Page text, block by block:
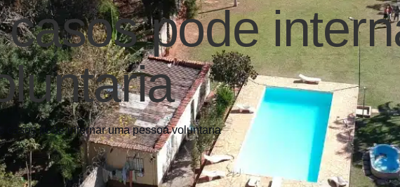
pode
casos pode internar uma pessoa voluntaria